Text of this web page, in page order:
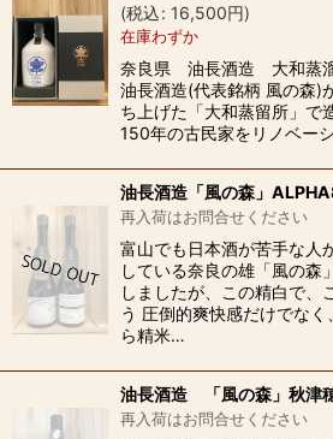
(税込: 16,500円)
在庫わずか
奈良県 油長酒造 大和蒸
油長酒造(代表銘柄 風の森)
ち上げた「大和蒸留所」で
150年の古民家をリノベー
油長酒造「風の森」
再入荷はお問合せください
富山でも日本酒が苦手な人
している奈良の雄「風の森
しましたが、この精白で、
う 圧倒的爽快感だけでな
ら精米…
油長酒造 「風の森」秋
再入荷はお問合せください